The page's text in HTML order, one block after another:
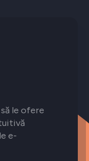
le ofere
e-